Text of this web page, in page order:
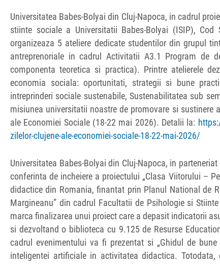
Universitatea Babes-Bolyai din Cluj-Napoca, in cadrul
stiinte sociale a Universitatii Babes-Bolyai (ISIP),
organizeaza 5 ateliere dedicate studentilor din grupul
antreprenoriale in cadrul Activitatii A3.1 Program de
componenta teoretica si practica). Printre atelierele
economia sociala: oportunitati, strategii si bune
intreprinderi sociale sustenabile, Sustenabilitatea sub
misiunea universitatii noastre de promovare si
ale Economiei Sociale (18-22 mai 2026). Detalii la:
zilelor-clujene-ale-economiei-sociale-18-22-mai-2026/
Universitatea Babes-Bolyai din Cluj-Napoca, in
conferinta de incheiere a proiectului „Clasa Viitorului –
didactice din Romania, finantat prin Planul National de
Margineanu” din cadrul Facultatii de Psihologie si
marca finalizarea unui proiect care a depasit indicatorii
si dezvoltand o biblioteca cu 9.125 de Resurse
cadrul evenimentului va fi prezentat si „Ghidul de
inteligentei artificiale in activitatea didactica.